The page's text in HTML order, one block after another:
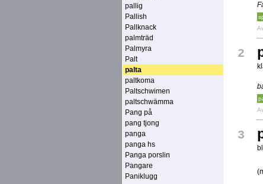
pallig
Pallish
Pallknack
palmträd
Palmyra
Palt
palta
paltkoma
Paltschwimen
paltschwämma
Pang på
pang tjong
panga
panga hs
Panga porslin
Pangare
Paniklugg
2
3